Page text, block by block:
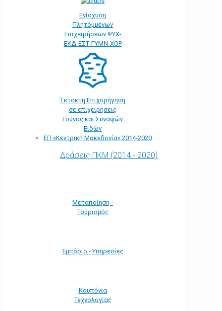
Ενίσχυση
Πλητόμμενων
Επιχειρήσεων ΨΥΧ-
ΕΚΔ-ΕΣΤ-ΓΥΜΝ-ΧΟΡ
Έκτακτη Επιχορήγηση
σε επιχειρήσεις
Γούνας και Συναφών
Ειδών
ΕΠ «Kεντρική Μακεδονία» 2014-2020
Δράσεις ΠΚΜ (2014 - 2020)
Μεταποίηση -
Τουρισμός
Εμπόριο - Υπηρεσίες
Κουπόνια
Τεχνολογίας